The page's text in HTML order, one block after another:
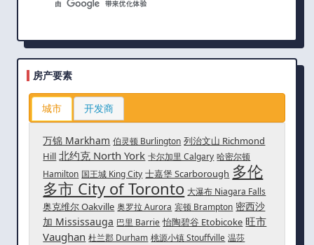
房产要素
城市 开发商
万锦 Markham 伯灵顿 Burlington 列治文山 Richmond
Hill 北约克 North York 卡尔加里 Calgary 哈密尔顿
Hamilton 国王城 King City 士嘉堡 Scarborough 多伦
多市 City of Toronto 大瀑布 Niagara Falls
奥克维尔 Oakville 奥罗拉 Aurora 宾顿 Brampton 密西沙
加 Mississauga 巴里 Barrie 怡陶碧谷 Etobicoke 旺市
Vaughan 杜兰郡 Durham 桃源小镇 Stouffville 温莎